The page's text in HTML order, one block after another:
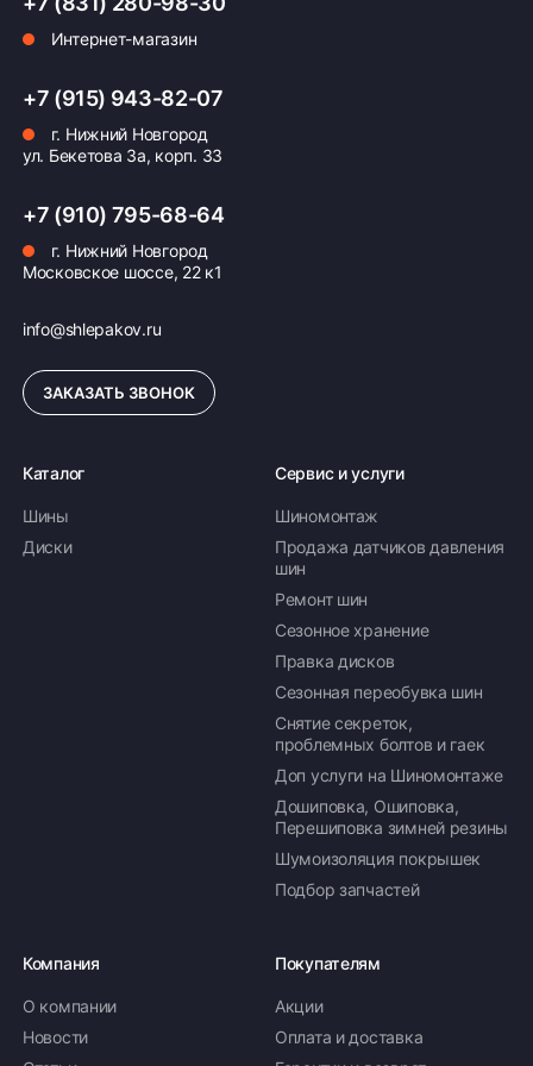
Возможна картой, наличными при получении,
также доступно оформление кредита и
формирование счёта для Юр.Лица
ПОДРОБНЕЕ ОБ ОПЛАТЕ
Интернет-магазин
+7 (915) 943-82-07
г. Нижний Новгород
ул. Бекетова 3а, корп. 33
+7 (910) 795-68-64
г. Нижний Новгород
Московское шоссе, 22 к1
info@shlepakov.ru
ЗАКАЗАТЬ ЗВОНОК
Каталог
Шины
Диски
Сервис и услуги
Шиномонтаж
Продажа датчиков давления
шин
Ремонт шин
Сезонное хранение
Правка дисков
Сезонная переобувка шин
Снятие секреток,
проблемных болтов и гаек
Доп услуги на Шиномонтаже
Дошиповка, Ошиповка,
Перешиповка зимней резины
Шумоизоляция покрышек
Подбор запчастей
Компания
О компании
Новости
Покупателям
Акции
Оплата и доставка